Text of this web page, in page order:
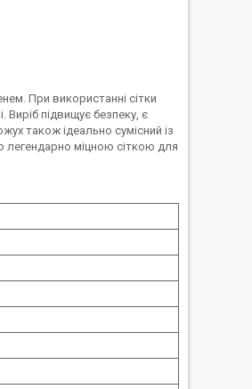
При використанні сітки
Виріб підвищує безпеку, є
також ідеально сумісний із
легендарно міцною сіткою для